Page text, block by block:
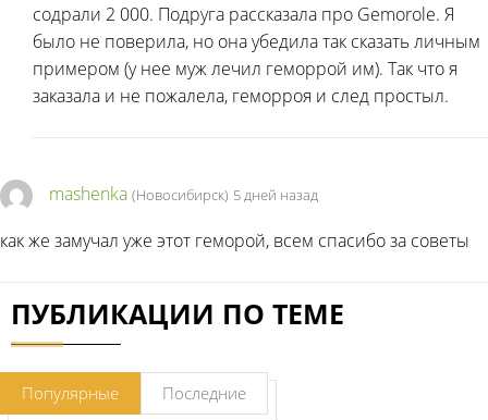
содрали 2 000. Подруга рассказала про Gemorole. Я
было не поверила, но она убедила так сказать личным
примером (у нее муж лечил геморрой им). Так что я
заказала и не пожалела, геморроя и след простыл.
mashenka (Новосибирск) 5 дней назад
как же замучал уже этот геморой, всем спасибо за советы
ПУБЛИКАЦИИ ПО ТЕМЕ
Популярные Последние